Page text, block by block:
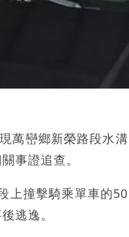
萬巒鄉新榮路段水
事證追查。
上撞擊騎乘單車的
逃逸。